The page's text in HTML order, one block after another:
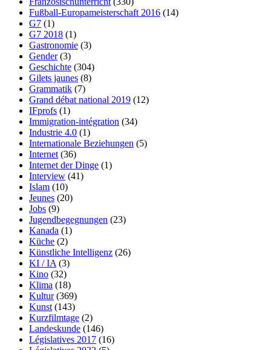
Fußball-Europameisterschaft 2016 (14)
G7 (1)
G7 2018 (1)
Gastronomie (3)
Gender(3)
Geschichte (304)
Gilets jaunes (8)
Grammatik (7)
Grand débat national 2019 (12)
IFprofs (1)
Immigration-intégration (34)
Industrie 4.0 (1)
Internationale Beziehungen (5)
Internet (36)
Internet der Dinge (1)
Interview (41)
Islam (10)
Jeunes (20)
Jobs (9)
Jugendbegegnungen (23)
Kanada (1)
Küche (2)
Künstliche Intelligenz (26)
KI / IA (3)
Kino (32)
Klima (18)
Kultur(369)
Kunst (143)
Kurzfilmtage (2)
Landeskunde (146)
Législatives 2017 (16)